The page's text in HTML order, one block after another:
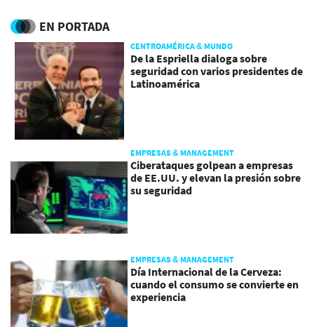
EN PORTADA
CENTROAMÉRICA & MUNDO
De la Espriella dialoga sobre
seguridad con varios presidentes de
Latinoamérica
EMPRESAS & MANAGEMENT
Ciberataques golpean a empresas
de EE.UU. y elevan la presión sobre
su seguridad
EMPRESAS & MANAGEMENT
Día Internacional de la Cerveza:
cuando el consumo se convierte en
experiencia